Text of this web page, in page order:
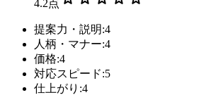
4.2点
提案力・説明:4
人柄・マナー:4
価格:4
対応スピード:5
仕上がり:4